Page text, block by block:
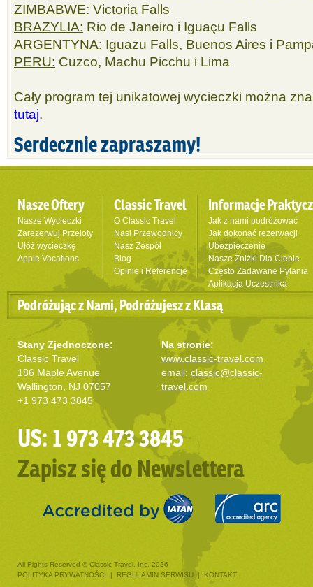
ZIMBABWE: Victoria Falls
BRAZYLIA: Rio de Janeiro i Iguaçu Falls
ARGENTYNA: Iguazu Falls, Buenos Aires i
PERU: Cuzco, Machu Picchu i Lima
Cały program tej unikatowej wycieczki można
tutaj.
Serdecznie zapraszamy!
Nasze Oftery
Nasze Wycieczki
Zarezerwuj Przeloty
Ułóż wycieczkę
Apple Vacations
Classic Travel
O Classic Travel
Nasi Przewodnicy
Nasz Zespół
Blog
Opinie i Referencje
Informacje
Jak z nami podróżować
Jak dokonać rezerwacji
Ubezpieczenie
Nasze Zniżki Dla Ciebie
Często Zadawane Pytania
Aplikacja Uczestnika
Podróżując z Nami, Podróżujesz z Klasą
Stany Zjednoczone:
Classic Travel
186 Maple Avenue
Wallington, NJ 07057
+1 973 473 3845
Na stronie:
www.classic-travel.com
email: classic@classic-
travel.com
US: 1 973 473 3845
Zapisz się do Newslettera
All Rights Reserved © Classic Travel, Inc. 2026
POLITYKA PRYWATNOŚCI
| REGULAMIN SERWISU | KONTAKT